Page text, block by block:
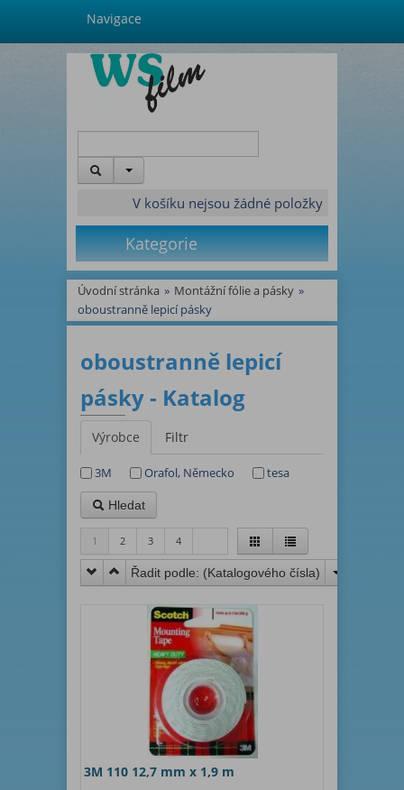
Navigace
V košíku nejsou žádné položky
Kategorie
Úvodní stránka » Montážní fólie a pásky »
oboustranně lepicí pásky
oboustranně lepicí
pásky - Katalog
Výrobce Filtr
3M Orafol, Německo tesa
Hledat
1 2 3 4
Řadit podle: (Katalogového čísla)
3M 110 12,7 mm x 1,9 m